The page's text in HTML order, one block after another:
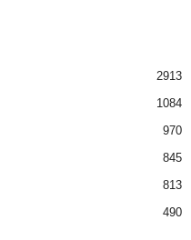
2913
1084
970
845
813
490